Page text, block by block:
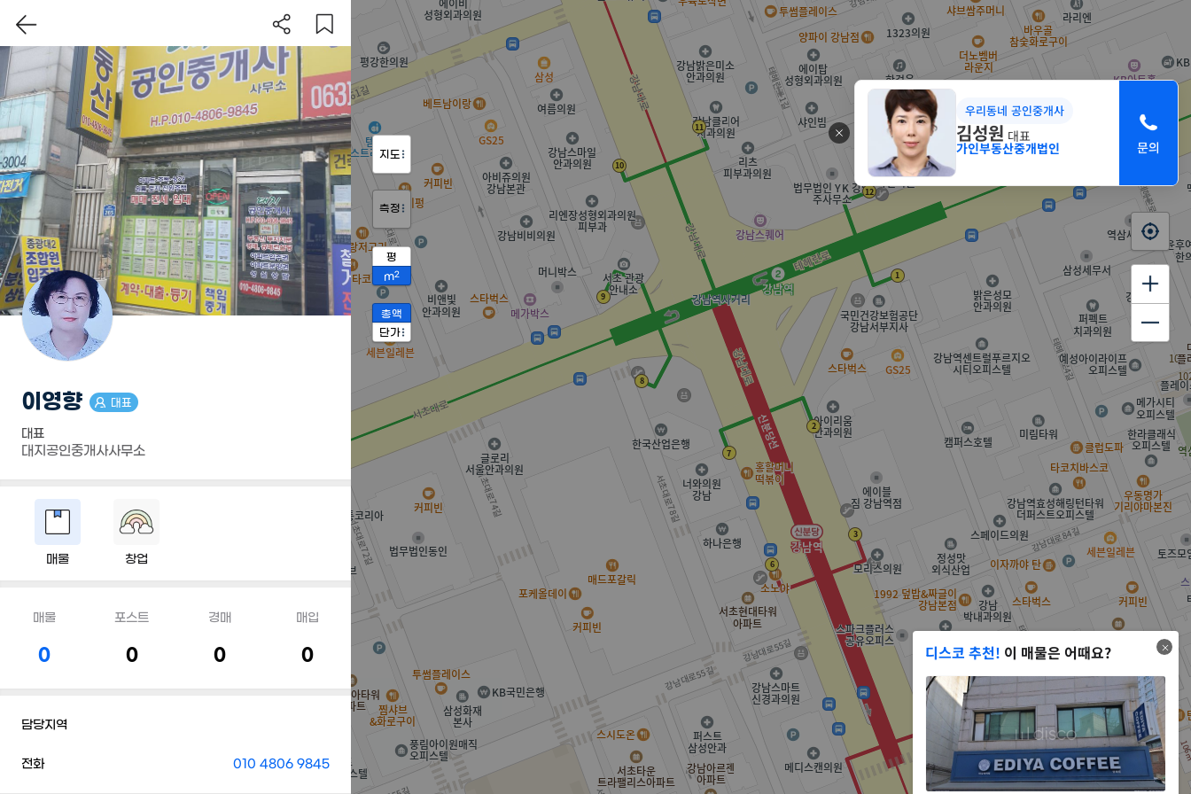
디스코 추천! 이 매물은 어때요?
우리동네 공인중개사
김성원 대표
가인부동산중개법인
지도
측정
평
m2
총액
단가
이영향 대표
대표
대지공인중개사사무소
매물 창업
매물
0
포스트
0
경매
0
매입
0
담당지역
전화 010 4806 9845